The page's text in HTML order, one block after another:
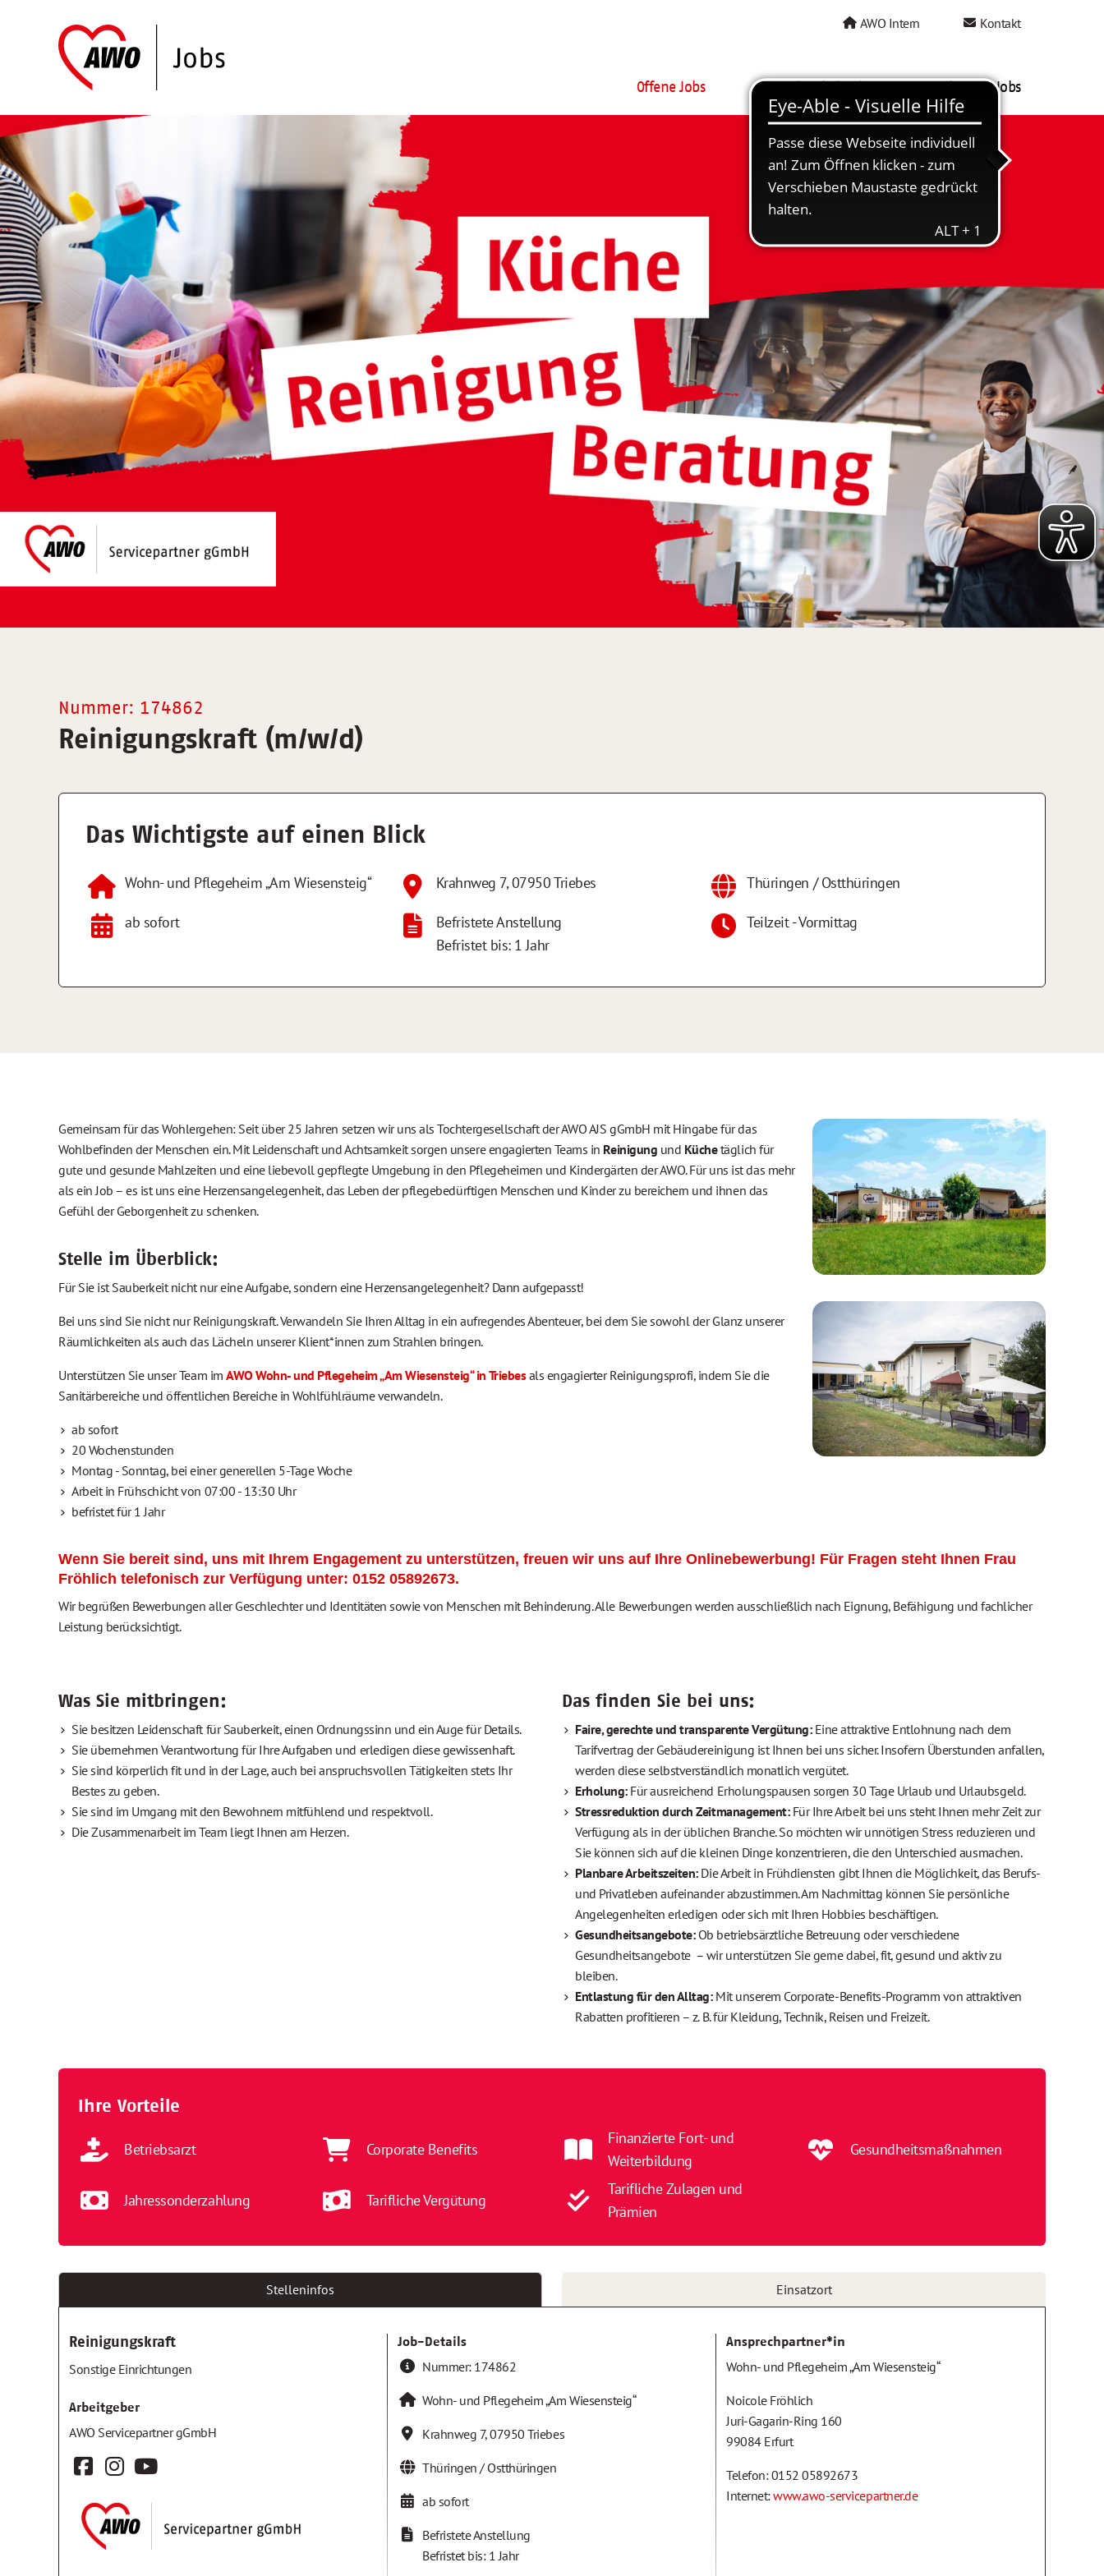
AWO Intern Kontakt
Offene Jobs AWO als Arbeitgeber Mein AWO Jobs
Nummer: 174862
Reinigungskraft (m/w/d)
Das Wichtigste auf einen Blick
Wohn- und Pflegeheim „Am Wiesensteig“ Krahnweg 7,07950Triebes Thüringen / Ostthüringen
ab sofort
Befristete Anstellung
Befristet bis: 1 Jahr
Teilzeit - Vormittag
Gemeinsam für das Wohlergehen: Seit über 25 Jahren setzen wir uns als Tochtergesellschaft der AWO AJS gGmbH mit Hingabe für das
Wohlbefinden der Menschen ein. Mit Leidenschaft und Achtsamkeit sorgen unsere engagierten Teams in Reinigung und Küchetäglich für
gute und gesunde Mahlzeiten und eine liebevoll gepflegte Umgebung in den Pflegeheimen und Kindergärten der AWO. Für uns ist das mehr
als ein Job – es ist uns eine Herzensangelegenheit, das Leben der pflegebedürftigen Menschen und Kinder zu bereichern und ihnen das
Gefühl der Geborgenheit zu schenken.
Stelle im Überblick:
Für Sie ist Sauberkeit nicht nur eine Aufgabe, sondern eine Herzensangelegenheit? Dann aufgepasst!
Bei uns sind Sie nicht nur Reinigungskraft. Verwandeln Sie Ihren Alltag in ein aufregendes Abenteuer, bei dem Sie sowohl der Glanz unserer
Räumlichkeiten als auch das Lächeln unserer Klient*innen zum Strahlen bringen.
Unterstützen Sie unser Team imAWO Wohn- und Pflegeheim „Am Wiesensteig“ in Triebesals engagierter Reinigungsprofi, indem Sie die
Sanitärbereiche und öffentlichen Bereiche in Wohlfühlräume verwandeln.
ab sofort
20 Wochenstunden
Montag - Sonntag, bei einer generellen 5-Tage Woche
Arbeit in Frühschicht von 07:00 - 13:30 Uhr
befristet für 1 Jahr
Wenn Sie bereit sind, uns mit Ihrem Engagement zu unterstützen, freuen wir uns auf Ihre Onlinebewerbung! Für Fragen steht Ihnen Frau
Fröhlich telefonisch zur Verfügung unter: 0152 05892673.
Wir begrüßen Bewerbungen aller Geschlechter und Identitäten sowie von Menschen mit Behinderung. Alle Bewerbungen werden ausschließlich nach Eignung, Befähigung und fachlicher
Leistung berücksichtigt.
Was Sie mitbringen:
Sie besitzen Leidenschaft für Sauberkeit, einen Ordnungssinn und ein Auge für Details.
Sie übernehmen Verantwortung für Ihre Aufgaben und erledigen diese gewissenhaft.
Sie sind körperlich fit und in der Lage, auch bei anspruchsvollen Tätigkeiten stets Ihr
Bestes zu geben.
Sie sind im Umgang mit den Bewohnern mitfühlend und respektvoll.
Die Zusammenarbeit im Team liegt Ihnen am Herzen.
Das finden Sie bei uns:
Faire, gerechte und transparente Vergütung:Eine attraktive Entlohnung nach dem
Tarifvertrag der Gebäudereinigung ist Ihnen bei uns sicher. Insofern Überstunden anfallen,
werden diese selbstverständlich monatlich vergütet.
Erholung: Für ausreichend Erholungspausen sorgen 30 Tage Urlaub und Urlaubsgeld.
Stressreduktion durch Zeitmanagement:Für Ihre Arbeit bei uns steht Ihnen mehr Zeit zur
Verfügung als in der üblichen Branche. So möchten wir unnötigen Stress reduzieren und
Sie können sich auf die kleinen Dinge konzentrieren, die den Unterschied ausmachen.
Planbare Arbeitszeiten: Die Arbeit in Frühdiensten gibt Ihnen die Möglichkeit, das Berufs-
und Privatleben aufeinander abzustimmen. Am Nachmittag können Sie persönliche
Angelegenheiten erledigen oder sich mit Ihren Hobbies beschäftigen.
Gesundheitsangebote: Ob betriebsärztliche Betreuung oder verschiedene
Gesundheitsangebote – wir unterstützen Sie gerne dabei, fit, gesund und aktiv zu
bleiben.
Entlastung für den Alltag: Mit unserem Corporate-Benefits-Programm von attraktiven
Rabatten profitieren – z. B. für Kleidung, Technik, Reisen und Freizeit.
Ihre Vorteile
Betriebsarzt Corporate Benefits
Finanzierte Fort- und
Weiterbildung
Gesundheitsmaßnahmen
Jahressonderzahlung Tarifliche Vergütung
Tarifliche Zulagen und
Prämien
Stelleninfos Einsatzort
Reinigungskraft
Sonstige Einrichtungen
Arbeitgeber
AWO Servicepartner gGmbH
Job-Details
Nummer: 174862
Wohn- und Pflegeheim „Am Wiesensteig“
Krahnweg 7,07950 Triebes
Thüringen / Ostthüringen
ab sofort
Befristete Anstellung
Befristet bis: 1 Jahr
Ansprechpartner*in
Wohn- und Pflegeheim „Am Wiesensteig“
Noicole Fröhlich
Juri-Gagarin-Ring 160
99084 Erfurt
Telefon: 0152 05892673
Internet:www.awo-servicepartner.de